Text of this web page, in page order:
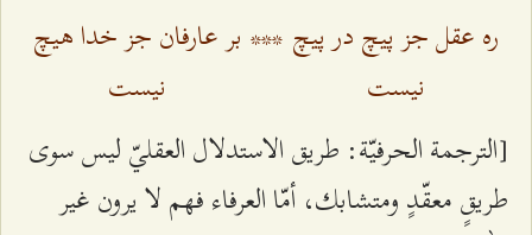
ره عقل جز پيچ در پيچ
نيست
*** بر عارفان جز خدا هيچ
نيست
[الترجمة الحرفيّة: طريق الاستدلال العقليّ ليس سوى
طريقٍ معقّدٍ ومتشابك، أمّا العرفاء فهم لا يرون غير